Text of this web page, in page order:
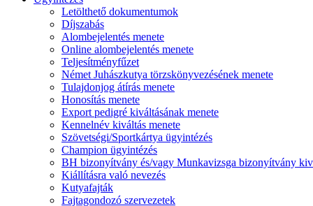
Letölthető dokumentumok
Díjszabás
Alombejelentés menete
Online alombejelentés menete
Teljesítményfűzet
Német Juhászkutya törzskönyvezésének menete
Tulajdonjog átírás menete
Honosítás menete
Export pedigré kiváltásának menete
Kennelnév kiváltás menete
Szövetségi/Sportkártya ügyintézés
Champion ügyintézés
BH bizonyítvány és/vagy Munkavizsga bizonyítvány
Kiállításra való nevezés
Kutyafajták
Fajtagondozó szervezetek